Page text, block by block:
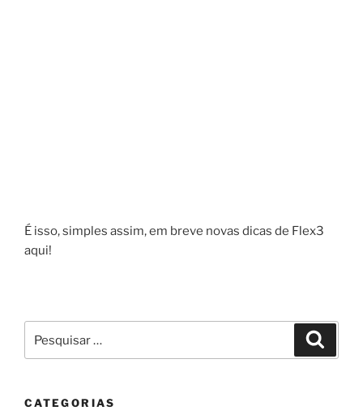
É isso, simples assim, em breve novas dicas de Flex3
aqui!
por:
CATEGORIAS